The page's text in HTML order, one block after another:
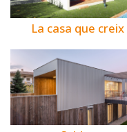
La casa que creix